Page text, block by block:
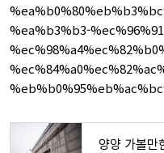
%ea%b3%b3-